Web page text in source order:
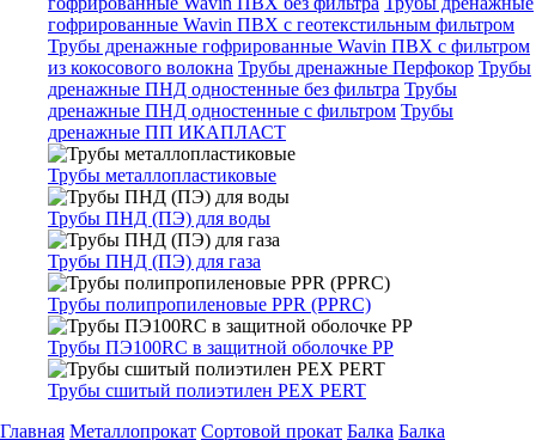
гофрированные Wavin ПВХ с геотекстильным фильтром
Трубы дренажные гофрированные Wavin ПВХ с фильтром
из кокосового волокна Трубы дренажные Перфокор Трубы
дренажные ПНД одностенные без фильтра Трубы
дренажные ПНД одностенные с фильтром Трубы
дренажные ПП ИКАПЛАСТ
Трубы металлопластиковые
Трубы ПНД (ПЭ) для воды
Трубы ПНД (ПЭ) для газа
Трубы полипропиленовые PPR (PPRC)
Трубы ПЭ100RC в защитной оболочке PP
Трубы сшитый полиэтилен PEX PERT
Главная Металлопрокат Сортовой прокат Балка Балка